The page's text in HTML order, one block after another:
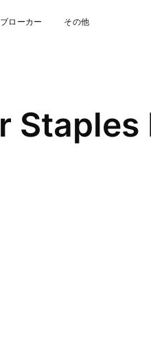
ブローカー その他